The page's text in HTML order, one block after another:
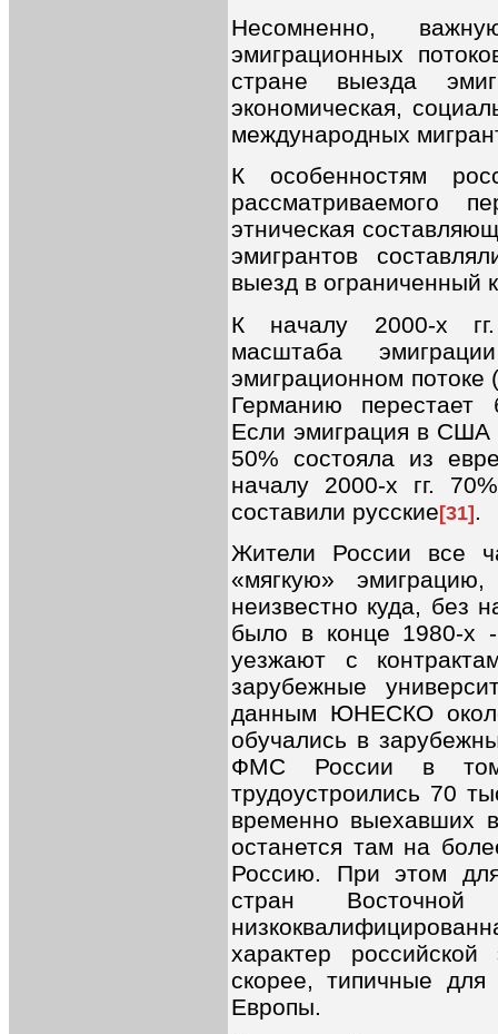
Несомненно,
эмиграционных
стране выезда
экономическая,
международных
К особенностям
рассматриваемого
этническая
эмигрантов
выезд в ограниченный
К началу 2000-х
масштаба
эмиграционном потоке
Германию перестает
Если эмиграция в США
50% состояла из
началу 2000-х гг.
составили русские[31].
Жители России все
«мягкую»
неизвестно куда, без
было в конце 1980-х
уезжают с
зарубежные
данным ЮНЕСКО
обучались в
ФМС России в
трудоустроились 70
временно выехавших
останется там на
Россию. При этом
стран
характер
скорее, типичные
Европы.